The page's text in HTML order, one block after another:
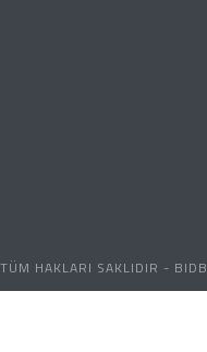
HAKLARI SAKLIDIR - BIDB